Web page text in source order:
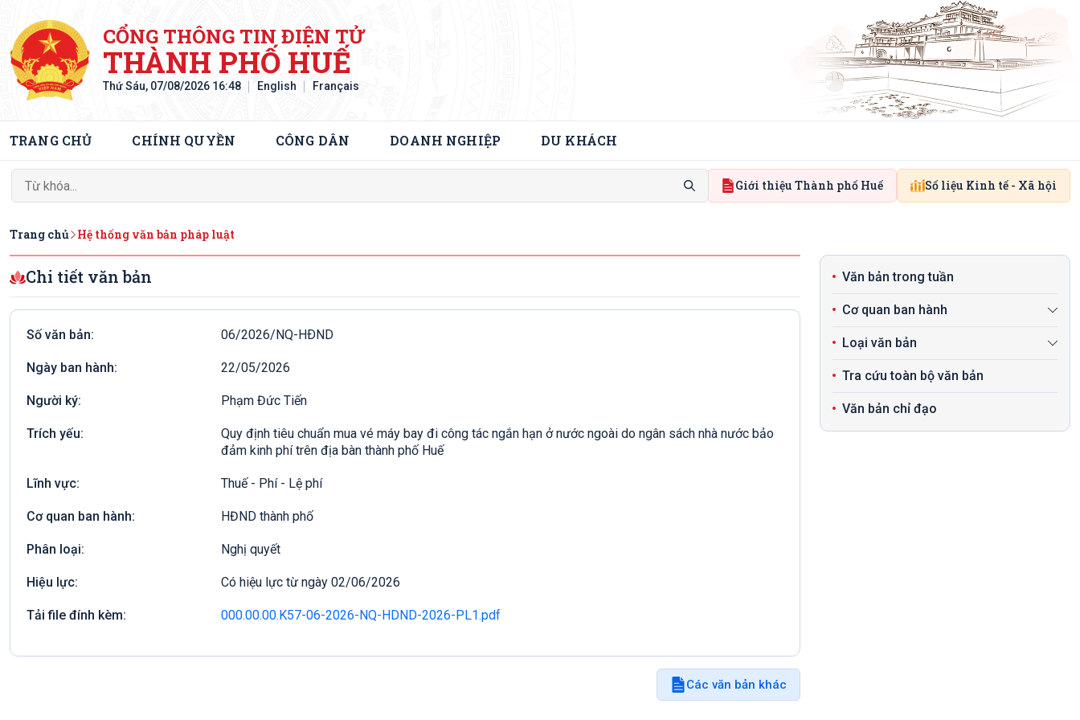
CỔNG THÔNG TIN ĐIỆN TỬ
THÀNH PHỐ HUẾ
Thứ Sáu, 07/08/2026 16:48 English Français
TRANG CHỦ CHÍNH QUYỀN CÔNG DÂN DOANH NGHIỆP DU KHÁCH
Giới thiệu Thành phố Huế Số liệu Kinh tế - Xã hội
Trang chủ Hệ thống văn bản pháp luật
Chi tiết văn bản
Số văn bản: 06/2026/NQ-HÐND
Ngày ban hành: 22/05/2026
Người ký: Phạm Đức Tiến
Trích yếu:
Quy định tiêu chuẩn mua vé máy bay đi công tác ngắn hạn ở nước ngoài do ngân sách nhà nước bảo
đảm kinh phí trên địa bàn thành phố Huế
Lĩnh vực: Thuế - Phí - Lệ phí
Cơ quan ban hành: HĐND thành phố
Phân loại: Nghị quyết
Hiệu lực: Có hiệu lực từ ngày 02/06/2026
Tải file đính kèm: 000.00.00.K57-06-2026-NQ-HDND-2026-PL1.pdf
Các văn bản khác
Văn bản trong tuần
Cơ quan ban hành
Loại văn bản
Tra cứu toàn bộ văn bản
Văn bản chỉ đạo